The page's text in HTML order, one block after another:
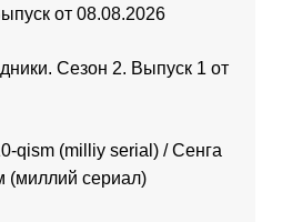
от 08.08.2026
Сезон 2. Выпуск 1 от
qism (milliy serial) / Сенга
(миллий сериал)